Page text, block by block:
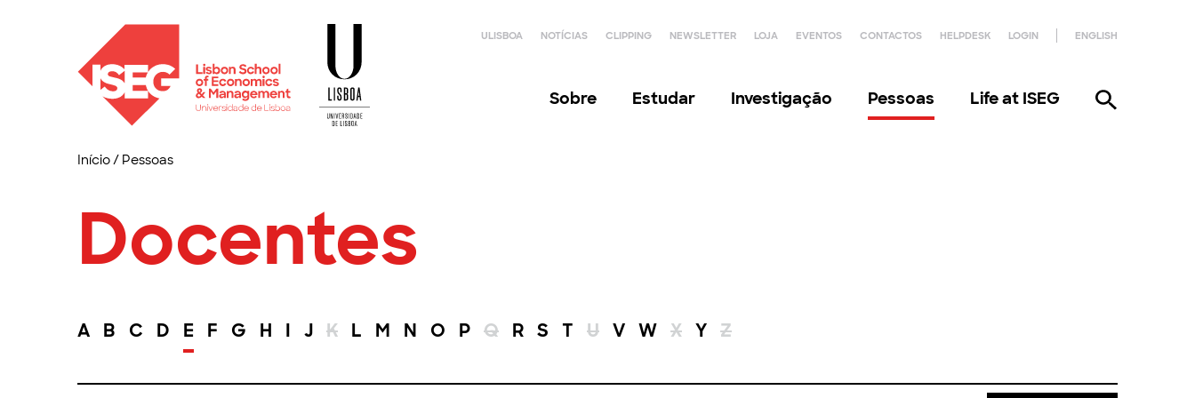
ULISBOA NOTÍCIAS CLIPPING NEWSLETTER LOJA EVENTOS CONTACTOS HELPDESK LOGIN ENGLISH
Sobre Estudar Investigação Pessoas Life at ISEG
Início/ Pessoas
Docentes
A B C D E F G H I J K L M N O P Q R S T U V W X Y Z